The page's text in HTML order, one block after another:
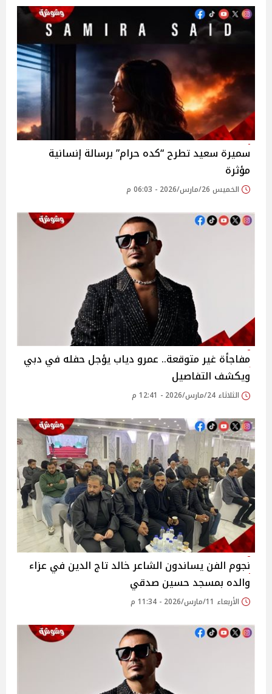
سميرة سعيد تطرح “كده حرام” برسالة إنسانية
مؤثرة
الخميس 26/مارس/2026 - 06:03 م
مفاجأة غير متوقعة.. عمرو دياب يؤجل حفله في دبي
ويكشف التفاصيل
الثلاثاء 24/مارس/2026 - 12:41 م
نجوم الفن يساندون الشاعر خالد تاج الدين في عزاء
والده بمسجد حسين صدقي
الأربعاء 11/مارس/2026 - 11:34 م